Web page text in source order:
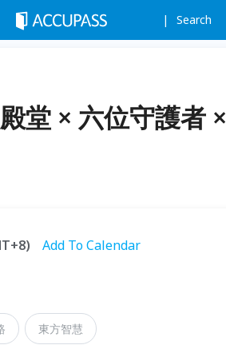
Search
堂 × 六位守護者 ×
Add To Calendar
東方智慧